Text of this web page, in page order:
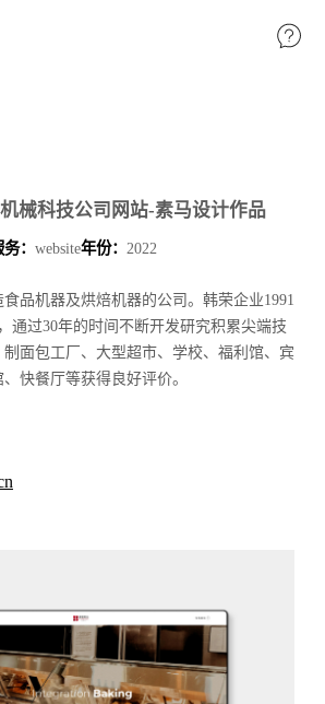
械科技公司网站-素马设计作品
： website年份： 2022
品机器及烘焙机器的公司。韩荣企业1991
通过30年的时间不断开发研究积累尖端技
面包工厂、大型超市、学校、福利馆、宾
快餐厅等获得良好评价。